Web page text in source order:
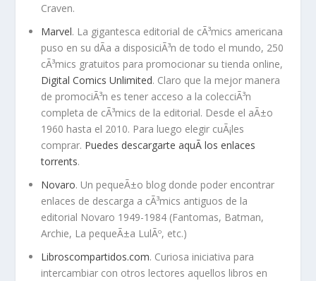
Craven.
Marvel. La gigantesca editorial de cÃ³mics americana
puso en su dÃ­a a disposiciÃ³n de todo el mundo, 250
cÃ³mics gratuitos para promocionar su tienda online,
Digital Comics Unlimited. Claro que la mejor manera
de promociÃ³n es tener acceso a la colecciÃ³n
completa de cÃ³mics de la editorial. Desde el aÃ±o
1960 hasta el 2010. Para luego elegir cuÃ¡les
comprar. Puedes descargarte aquÃ­ los enlaces
torrents.
Novaro. Un pequeÃ±o blog donde poder encontrar
enlaces de descarga a cÃ³mics antiguos de la
editorial Novaro 1949-1984 (Fantomas, Batman,
Archie, La pequeÃ±a LulÃº, etc.)
Libroscompartidos.com. Curiosa iniciativa para
intercambiar con otros lectores aquellos libros en